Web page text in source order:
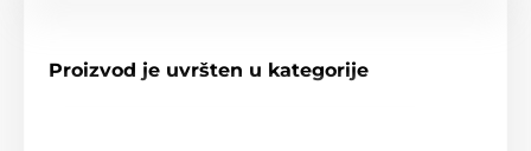
Proizvod je uvršten u kategorije